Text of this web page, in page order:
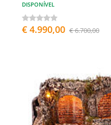
DISPONÍVEL
€ 4.990,00 € 6.700,00